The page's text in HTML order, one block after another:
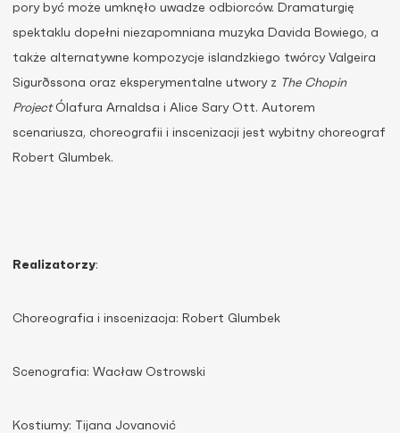
pory być może umknęło uwadze odbiorców. Dramaturgię
spektaklu dopełni niezapomniana muzyka Davida Bowiego, a
także alternatywne kompozycje islandzkiego twórcy Valgeira
Sigurðssona oraz eksperymentalne utwory z The Chopin
ProjectÓlafura Arnaldsa i Alice Sary Ott. Autorem
scenariusza, choreografii i inscenizacji jest wybitny choreograf
Robert Glumbek.
Realizatorzy:
Choreografia i inscenizacja: Robert Glumbek
Scenografia: Wacław Ostrowski
Kostiumy: Tijana Jovanović